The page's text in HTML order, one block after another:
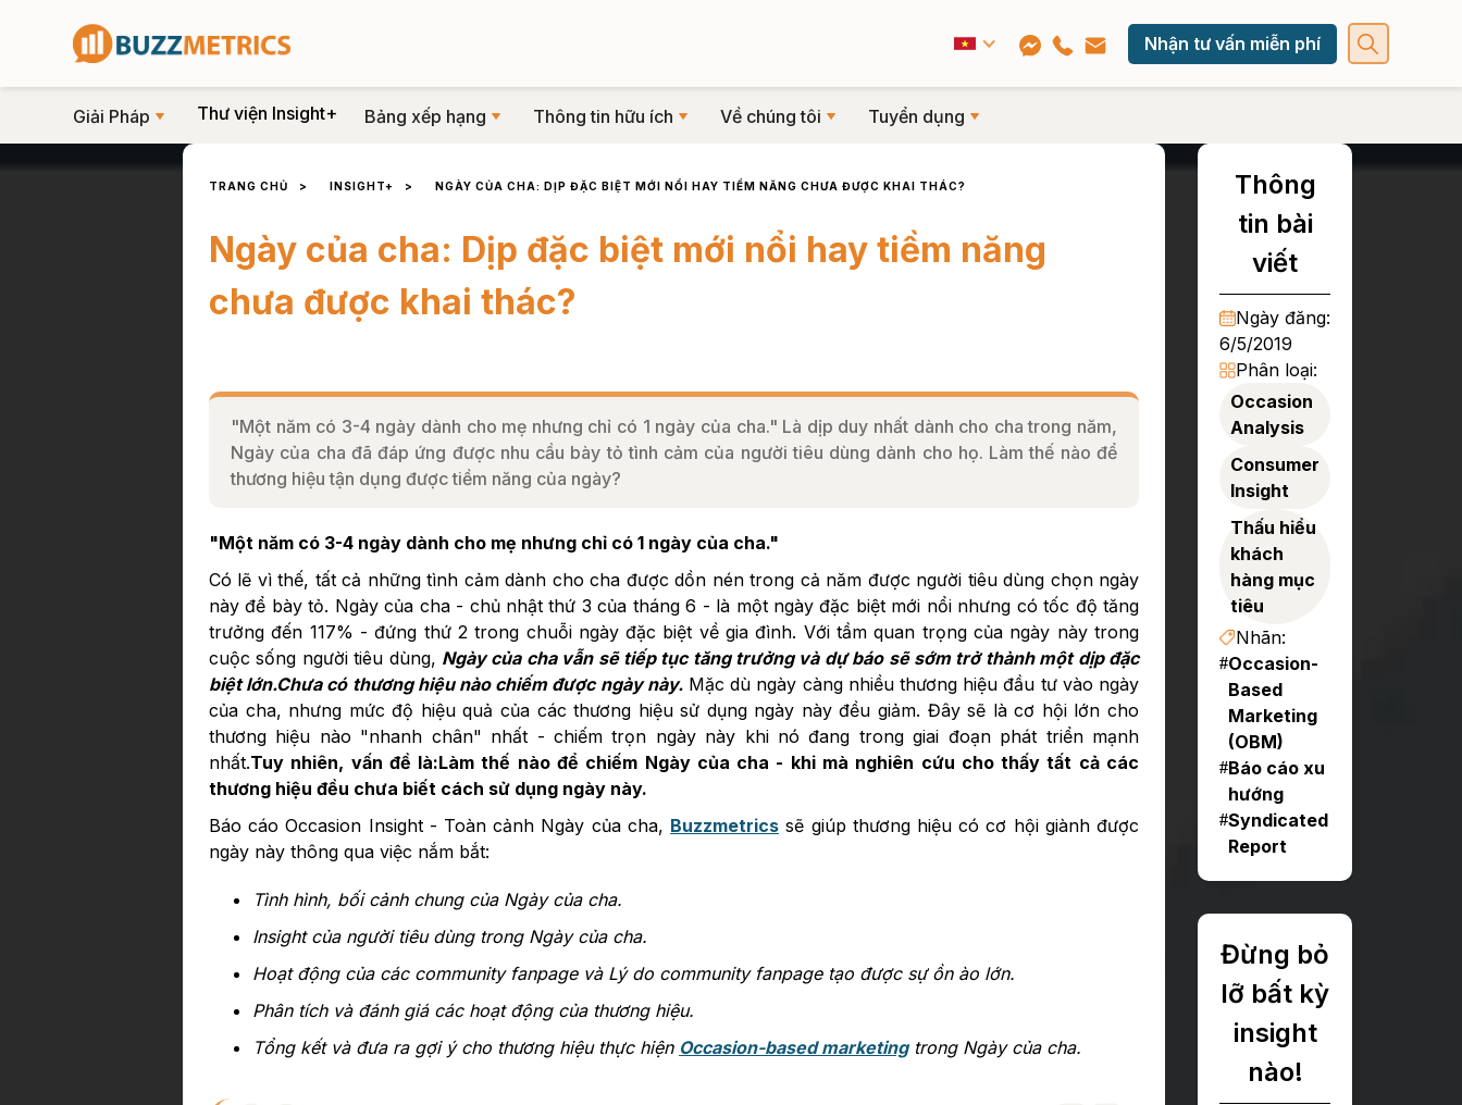
Nhận tư vấn miễn phí
Giải Pháp Thư viện Insight+ Bảng xếp hạng Thông tin hữu ích Về chúng tôi Tuyển dụng
TRANG CHỦ > INSIGHT+ > NGÀY CỦA CHA: DỊP ĐẶC BIỆT MỚI NỔI HAY TIỀM NĂNG CHƯA ĐƯỢC KHAI THÁC?
Ngày của cha: Dịp đặc biệt mới nổi hay tiềm năng
chưa được khai thác?
"Một năm có 3-4 ngày dành cho mẹ nhưng chỉ có 1 ngày của cha." Là dịp duy nhất dành cho cha trong năm,
Ngày của cha đã đáp ứng được nhu cầu bày tỏ tình cảm của người tiêu dùng dành cho họ. Làm thế nào để
thương hiệu tận dụng được tiềm năng của ngày?
"Một năm có 3-4 ngày dành cho mẹ nhưng chỉ có 1 ngày của cha."
Có lẽ vì thế, tất cả những tình cảm dành cho cha được dồn nén trong cả năm được người tiêu dùng chọn ngày
này để bày tỏ. Ngày của cha - chủ nhật thứ 3 của tháng 6 - là một ngày đặc biệt mới nổi nhưng có tốc độ tăng
trưởng đến 117% - đứng thứ 2 trong chuỗi ngày đặc biệt về gia đình. Với tầm quan trọng của ngày này trong
cuộc sống người tiêu dùng, Ngày của cha vẫn sẽ tiếp tục tăng trưởng và dự báo sẽ sớm trở thành một dịp đặc
biệt lớn.Chưa có thương hiệu nào chiếm được ngày này.Mặc dù ngày càng nhiều thương hiệu đầu tư vào ngày
của cha, nhưng mức độ hiệu quả của các thương hiệu sử dụng ngày này đều giảm. Đây sẽ là cơ hội lớn cho
thương hiệu nào "nhanh chân" nhất - chiếm trọn ngày này khi nó đang trong giai đoạn phát triển mạnh
nhất.Tuy nhiên, vấn đề là:Làm thế nào để chiếm Ngày của cha - khi mà nghiên cứu cho thấy tất cả các
thương hiệu đều chưa biết cách sử dụng ngày này.
Báo cáo Occasion Insight - Toàn cảnh Ngày của cha, Buzzmetrics sẽ giúp thương hiệu có cơ hội giành được
ngày này thông qua việc nắm bắt:
Tình hình, bối cảnh chung của Ngày của cha.
Insight của người tiêu dùng trong Ngày của cha.
Hoạt động của các community fanpage và Lý do community fanpage tạo được sự ồn ào lớn.
Phân tích và đánh giá các hoạt động của thương hiệu.
Tổng kết và đưa ra gợi ý cho thương hiệu thực hiện Occasion-based marketingtrong Ngày của cha.
Thông
tin bài
viết
Ngày đăng:
6/5/2019
Phân loại:
Occasion
Analysis
Consumer
Insight
Thấu hiểu
khách
hàng mục
tiêu
Nhãn:
#Occasion-
Based
Marketing
(OBM)
#Báo cáo xu
hướng
#Syndicated
Report
Đừng bỏ
lỡ bất kỳ
insight
nào!